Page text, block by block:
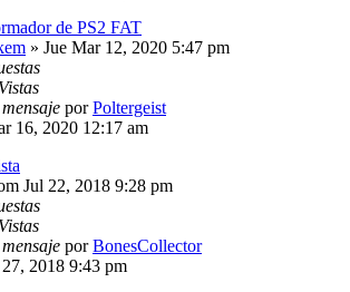
de PS2 FAT
» Jue Mar 12, 2020 5:47 pm
Vistas
porPoltergeist
16, 2020 12:17 am
Jul 22, 2018 9:28 pm
Vistas
porBonesCollector
2018 9:43 pm